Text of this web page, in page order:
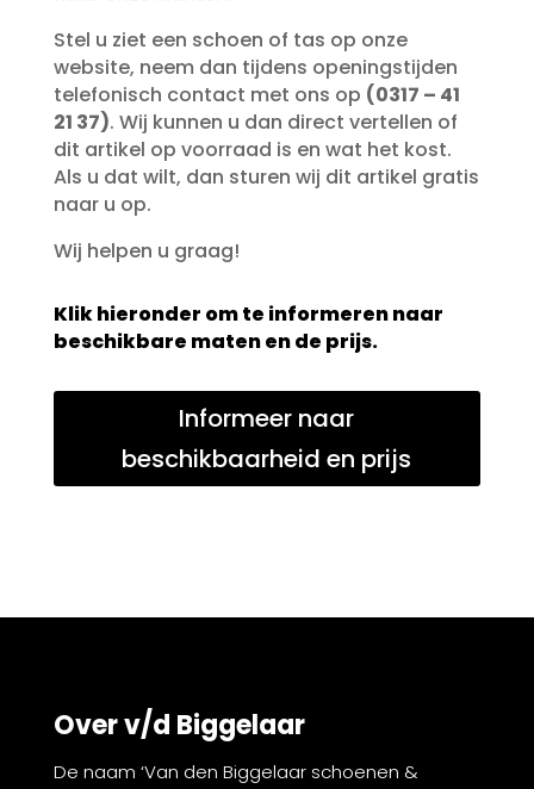
Stel u ziet een schoen of tas op onze
website, neem dan tijdens openingstijden
telefonisch contact met ons op (0317 – 41
21 37). Wij kunnen u dan direct vertellen of
dit artikel op voorraad is en wat het kost.
Als u dat wilt, dan sturen wij dit artikel gratis
naar u op.
Wij helpen u graag!
Klik hieronder om te informeren naar
beschikbare maten en de prijs.
Informeer naar
beschikbaarheid en prijs
Over v/d Biggelaar
De naam ‘Van den Biggelaar schoenen &